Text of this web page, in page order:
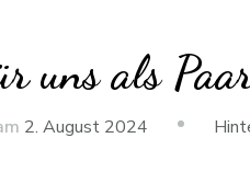
uns als
2. August 2024